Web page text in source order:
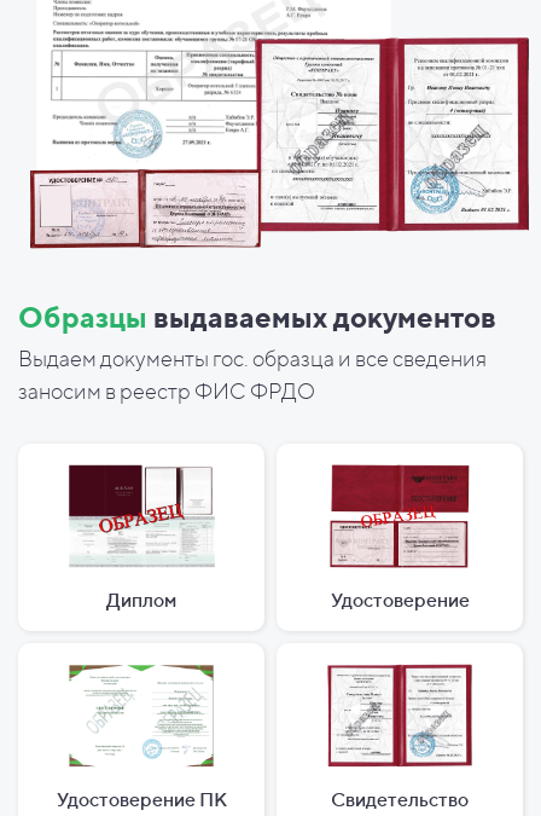
Образцы выдаваемых документов
Выдаем документы гос. образца и все сведения
заносим в реестр ФИС ФРДО
Диплом Удостоверение
Удостоверение ПК Свидетельство